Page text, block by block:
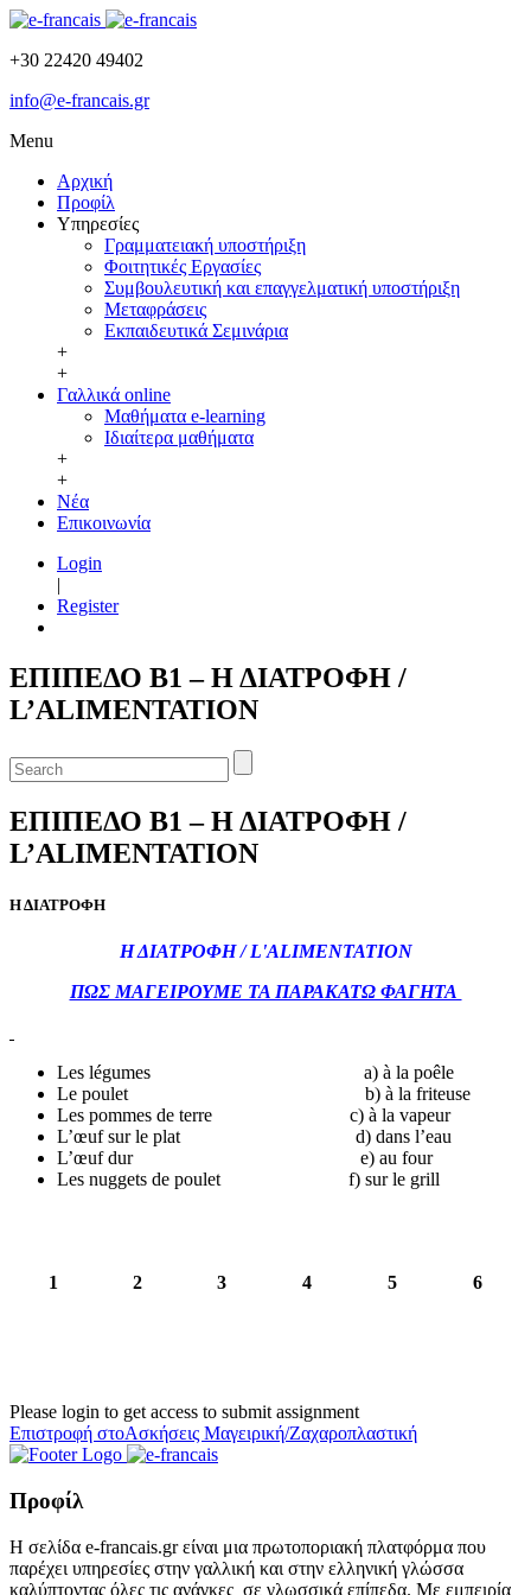
+30 22420 49402
info@e-francais.gr
Menu
Αρχική
Προφίλ
Υπηρεσίες
Γραμματειακή υποστήριξη
Φοιτητικές Εργασίες
Συμβουλευτική και επαγγελματική υποστήριξη
Μεταφράσεις
Εκπαιδευτικά Σεμινάρια
+
+
Γαλλικά online
Μαθήματα e-learning
Ιδιαίτερα μαθήματα
+
+
Νέα
Επικοινωνία
Login
|
Register
ΕΠΙΠΕΔΟ Β1 – Η ΔΙΑΤΡΟΦΗ /
L’ALIMENTATION
ΕΠΙΠΕΔΟ Β1 – Η ΔΙΑΤΡΟΦΗ /
L’ALIMENTATION
Η ΔΙΑΤΡΟΦΗ
Η ΔΙΑΤΡΟΦΗ / L'ALIMENTATION
ΠΩΣ ΜΑΓΕΙΡΟΥΜΕ ΤΑ ΠΑΡΑΚΑΤΩ ΦΑΓΗΤΑ
Les légumes a) à la poêle
Le poulet b) à la friteuse
Les pommes de terre c) à la vapeur
L’œuf sur le plat d) dans l’eau
L’œuf dur e) au four
Les nuggets de poulet f) sur le grill
1 2 3 4 5 6
Please login to get access to submit assignment
Επιστροφή στοΑσκήσεις Μαγειρική/Ζαχαροπλαστική
Προφίλ
Η σελίδα e-francais.gr είναι μια πρωτοποριακή πλατφόρμα που
παρέχει υπηρεσίες στην γαλλική και στην ελληνική γλώσσα
καλύπτοντας όλες τις ανάγκες σε γλωσσικά επίπεδα. Με εμπειρία